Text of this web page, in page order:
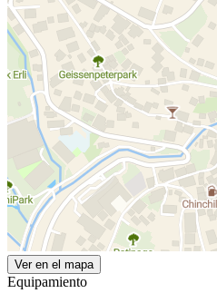
Ver en el mapa
Equipamiento